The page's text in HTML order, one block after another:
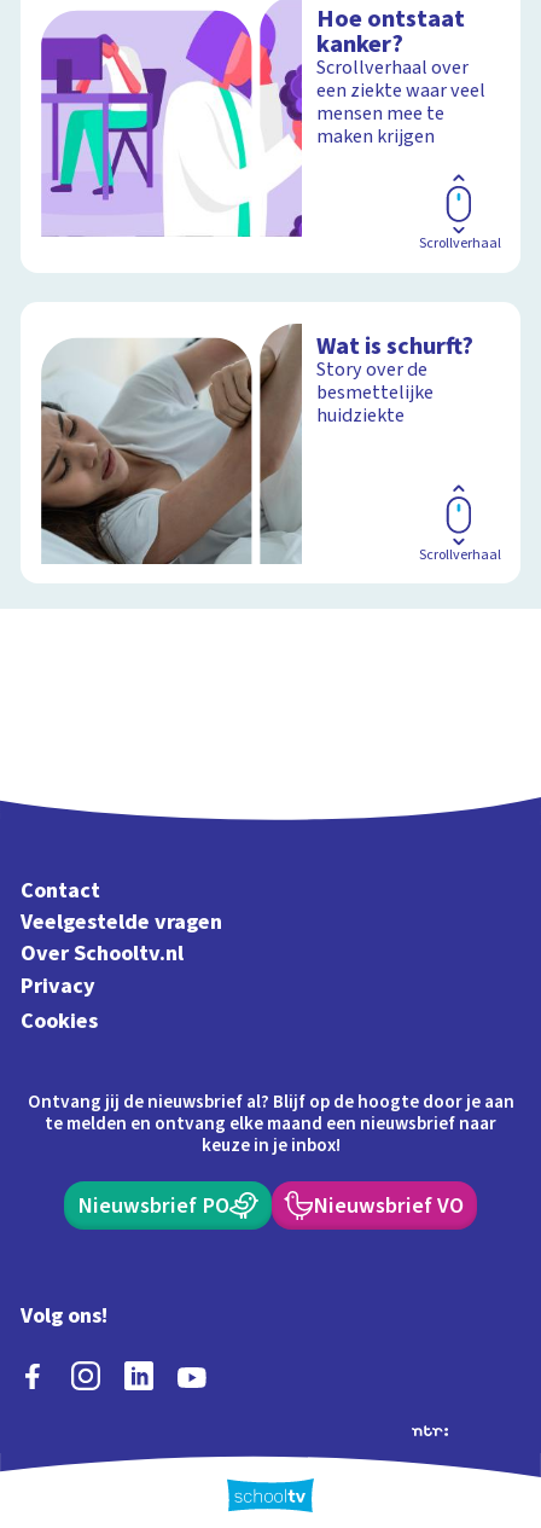
menselijk lichaam
Schoolplaat
Hoe ontstaat
kanker?
Scrollverhaal over
een ziekte waar veel
mensen mee te
maken krijgen
Scrollverhaal
Wat is schurft?
Story over de
besmettelijke
huidziekte
Scrollverhaal
Contact
Veelgestelde vragen
Over Schooltv.nl
Privacy
Cookies
Ontvang jij de nieuwsbrief al? Blijf op de hoogte door je aan
te melden en ontvang elke maand een nieuwsbrief naar
keuze in je inbox!
Nieuwsbrief PO Nieuwsbrief VO
Volg ons!